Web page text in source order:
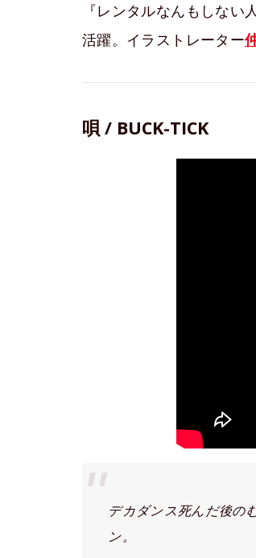
『レンタルなんもしな
活躍。イラストレーター
唄 / BUCK-TICK
デカダンス死んだ後の
ン。